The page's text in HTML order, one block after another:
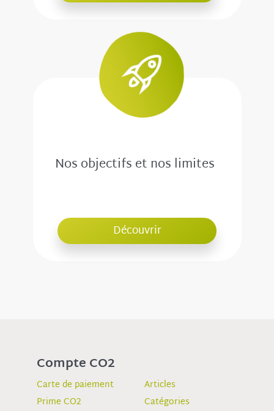
Nos objectifs et nos limites
Découvrir
Compte CO2
Carte de paiement
Prime CO2
Articles
Catégories